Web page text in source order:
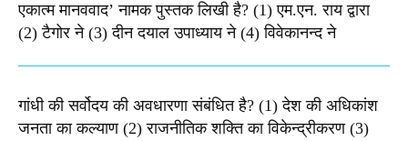
एकात्म मानववाद’ नामक पुस्तक लिखी है? (1) एम.एन. राय द्वारा
(2) टैगोर ने (3) दीन दयाल उपाध्याय ने (4) विवेकानन्द ने
गांधी की सर्वोदय की अवधारणा संबंधित है? (1) देश की अधिकांश
जनता का कल्याण (2) राजनीतिक शक्ति का विकेन्द्रीकरण (3)